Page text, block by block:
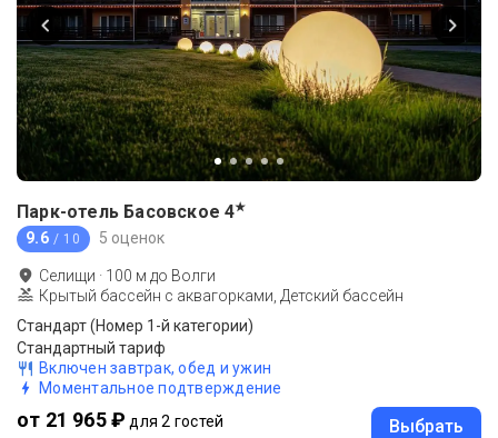
Парк-отель Басовское 4★
9.6 / 10 5 оценок
Селищи · 100 м до Волги
Крытый бассейн с аквагорками, Детский бассейн
Стандарт (Номер 1-й категории)
Стандартный тариф
Включен завтрак, обед и ужин
Моментальное подтверждение
от 21 965 ₽ для 2 гостей Выбрать